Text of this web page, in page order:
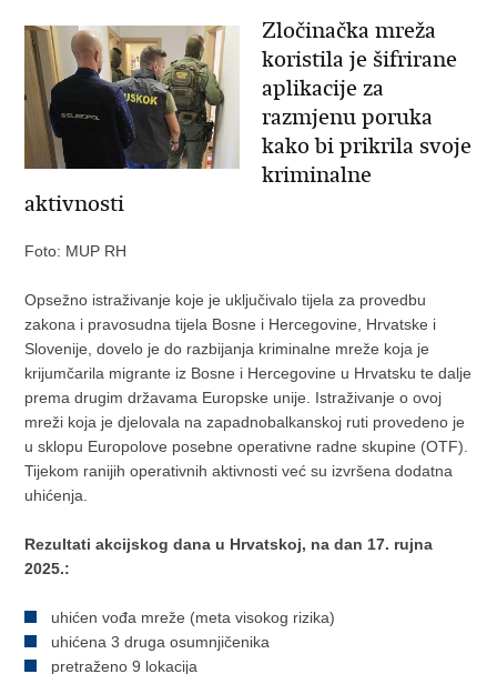
Zločinačka mreža
koristila je šifrirane
aplikacije za
razmjenu poruka
kako bi prikrila svoje
kriminalne
aktivnosti
Foto: MUP RH
Opsežno istraživanje koje je uključivalo tijela za provedbu
zakona i pravosudna tijela Bosne i Hercegovine, Hrvatske i
Slovenije, dovelo je do razbijanja kriminalne mreže koja je
krijumčarila migrante iz Bosne i Hercegovine u Hrvatsku te dalje
prema drugim državama Europske unije. Istraživanje o ovoj
mreži koja je djelovala na zapadnobalkanskoj ruti provedeno je
u sklopu Europolove posebne operativne radne skupine (OTF).
Tijekom ranijih operativnih aktivnosti već su izvršena dodatna
uhićenja.
Rezultati akcijskog dana u Hrvatskoj, na dan 17. rujna
2025.:
uhićen vođa mreže (meta visokog rizika)
uhićena 3 druga osumnjičenika
pretraženo 9 lokacija